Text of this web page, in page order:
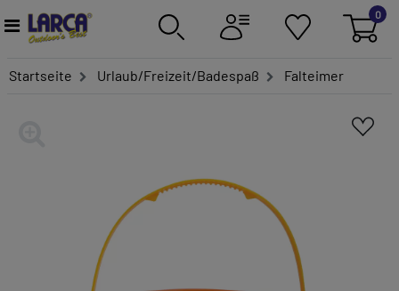
0
Startseite Urlaub/Freizeit/Badespaß Falteimer